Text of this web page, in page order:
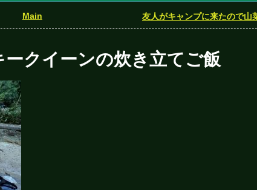
Main 友人がキャンプに来たので山
クイーンの炊き立てご飯